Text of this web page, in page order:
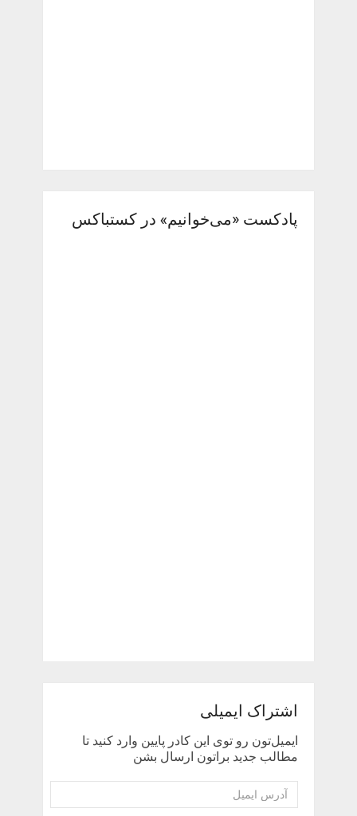
پادکست «می‌خوانیم» در کستباکس
اشتراک ایمیلی
ایمیل‌تون رو توی این کادر پایین وارد کنید تا
مطالب جدید براتون ارسال بشن
آدرس
ایمیل